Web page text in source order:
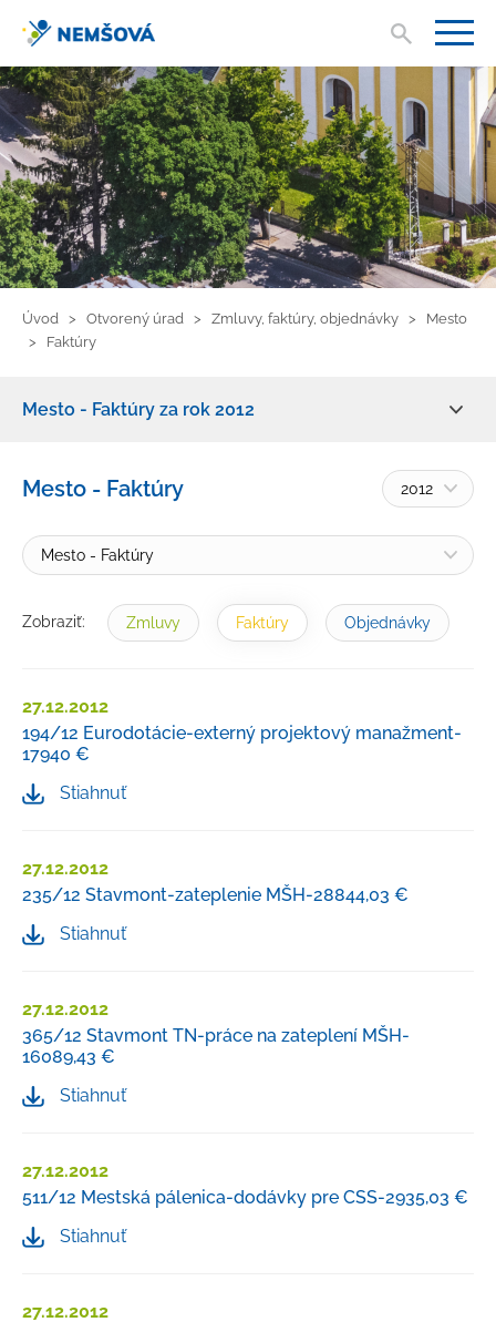
Úvod Otvorený úrad Zmluvy, faktúry, objednávky
Mesto
Faktúry
Mesto - Faktúry za rok 2012
Žiadosť o informácie
Petície a sťažnosti
Rozpočet
Verejné obstarávanie
Výberové konania, pracovné ponuky
Tlačivá a formuláre
Cenníky mesta
Úradná tabuľa
Transparentný účet
Mesto - Faktúry 2012
Mesto - Faktúry
Zobraziť: Zmluvy Faktúry Objednávky
27.12.2012
194/12 Eurodotácie-externý projektový manažment-
17940 €
Stiahnuť
27.12.2012
235/12 Stavmont-zateplenie MŠH-28844,03 €
Stiahnuť
27.12.2012
365/12 Stavmont TN-práce na zateplení MŠH-
16089,43 €
Stiahnuť
27.12.2012
511/12 Mestská pálenica-dodávky pre CSS-2935,03 €
Stiahnuť
27.12.2012